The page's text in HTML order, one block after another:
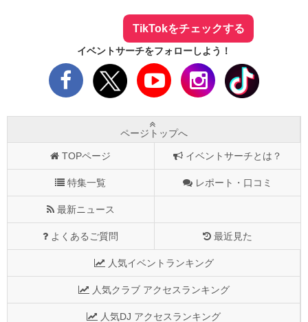
TikTokをチェックする
イベントサーチをフォローしよう！
ページトップへ
TOPページ イベントサーチとは？
特集一覧 レポート・口コミ
最新ニュース
よくあるご質問 最近見た
人気イベントランキング
人気クラブ アクセスランキング
人気DJ アクセスランキング